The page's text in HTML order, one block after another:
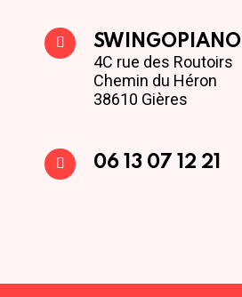
SWINGOPIANO
4C rue des Routoirs
Chemin du Héron
38610 Gières
06 13 07 12 21